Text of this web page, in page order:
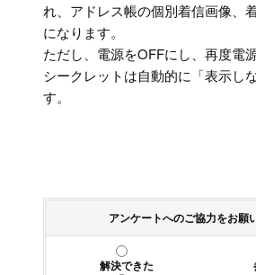
れ、アドレス帳の個別着信画像、
になります。
ただし、電源をOFFにし、再度電
シークレットは自動的に「表示し
す。
アンケートへのご協力をお願
解決できた